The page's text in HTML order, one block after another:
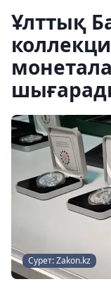
Ұлттық
Сурет: Zakon.kz